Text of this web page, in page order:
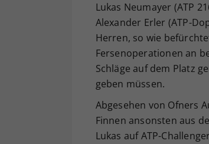
Lukas Neumayer (ATP
Alexander Erler (ATP-
Herren, so wie
Fersenoperationen an
Schläge auf dem Platz
geben müssen.
Abgesehen von Ofners
Finnen ansonsten aus
Lukas auf ATP-